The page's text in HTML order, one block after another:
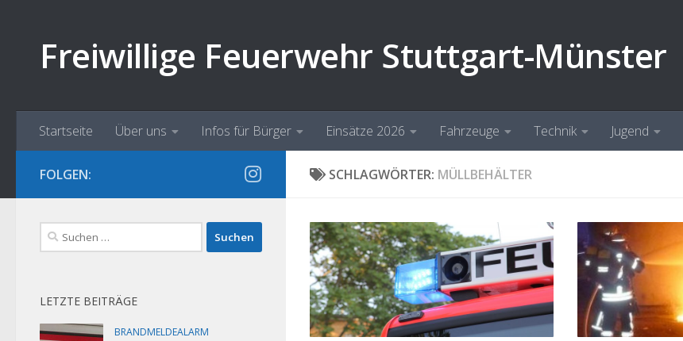
Freiwillige Feuerwehr Stuttgart-Münster
Startseite Über uns Infos für Bürger Einsätze 2026 Fahrzeuge Technik Jugend
SCHLAGWÖRTER: MÜLLBEHÄLTER
FOLGEN:
Suchen
nach:
LETZTE BEITRÄGE
BRANDMELDEALARM